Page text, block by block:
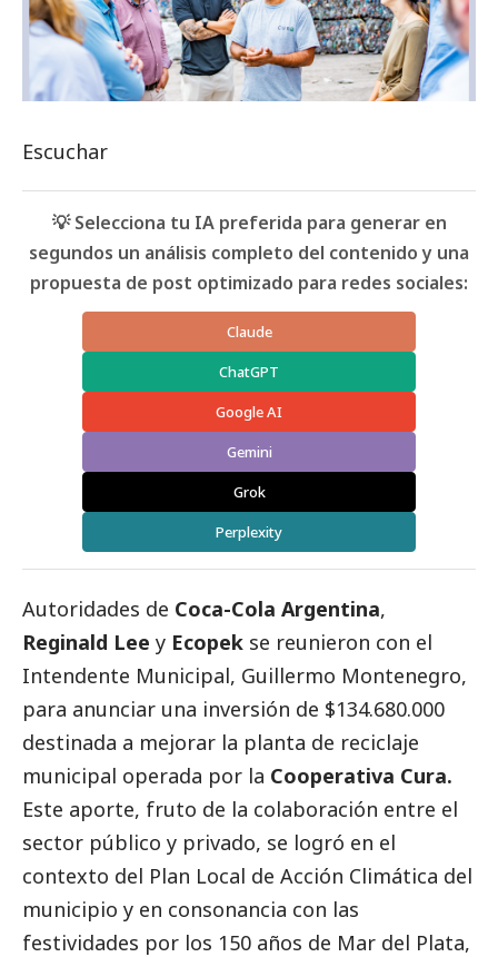
Escuchar
💡 Selecciona tu IA preferida para generar en
segundos un análisis completo del contenido y una
propuesta de post optimizado para redes sociales:
Claude
ChatGPT
Google AI
Gemini
Grok
Perplexity
Autoridades de Coca-Cola Argentina,
Reginald Lee y Ecopek se reunieron con el
Intendente Municipal, Guillermo Montenegro,
para anunciar una inversión de $134.680.000
destinada a mejorar la planta de reciclaje
municipal operada por la Cooperativa Cura.
Este aporte, fruto de la colaboración entre el
sector público y privado, se logró en el
contexto del Plan Local de Acción Climática del
municipio y en consonancia con las
festividades por los 150 años de Mar del Plata,